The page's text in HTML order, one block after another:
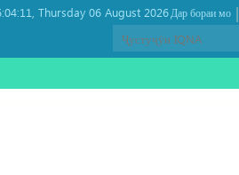
Thursday 06 August 2026 , |
Дар бораи мо